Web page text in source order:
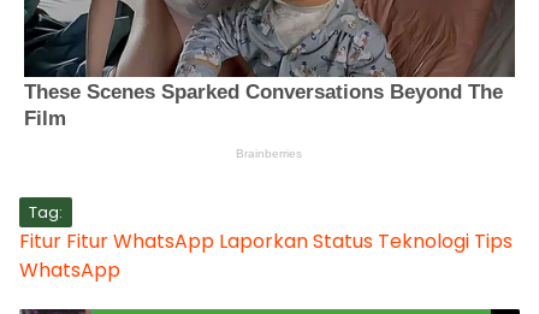
Tag:
Fitur Fitur WhatsApp Laporkan Status Teknologi Tips
WhatsApp